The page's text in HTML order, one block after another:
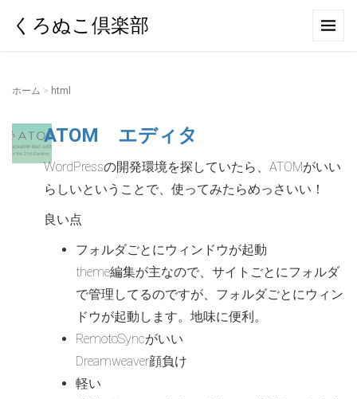
くろぬこ倶楽部
ホーム > html
ATOM エディタ
WordPressの開発環境を探していたら、ATOMがいい
らしいということで、使ってみたらめっさいい！
良い点
フォルダごとにウィンドウが起動
theme編集が主なので、サイトごとにフォルダ
で管理してるのですが、フォルダごとにウィン
ドウが起動します。地味に便利。
RemotoSyncがいい
Dreamweaver顔負け
軽い